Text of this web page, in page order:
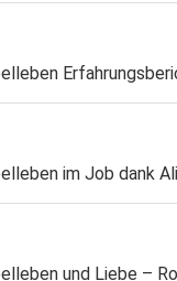
im Job dank
und Liebe –